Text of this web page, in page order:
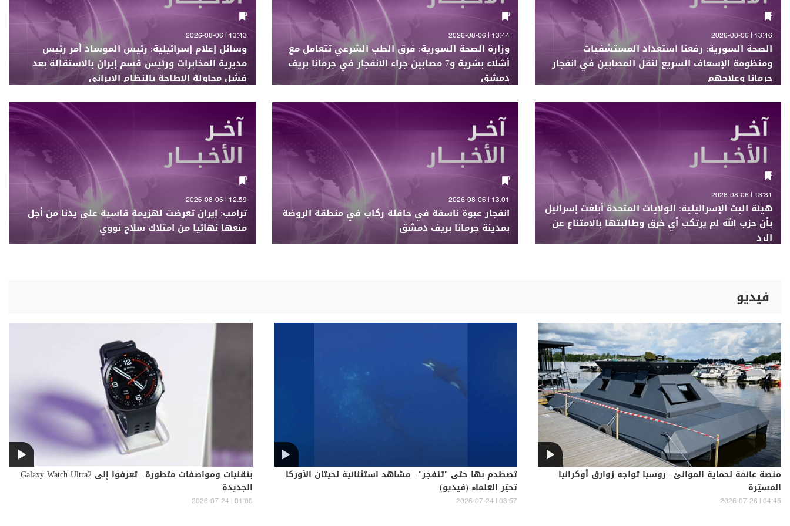
13:46 | 2026-08-06
الصحة السورية: رفعنا استعداد المستشفيات
ومنظومة الإسعاف السريع لنقل المصابين في انفجار
جرمانا وعلاجهم
13:44 | 2026-08-06
وزارة الصحة السورية: فرق الطب الشرعي تتعامل مع
أشلاء بشرية و7 مصابين جراء الانفجار في جرمانا بريف
دمشق
13:43 | 2026-08-06
وسائل إعلام إسرائيلية: رئيس الموساد أمر رئيس
مديرية المخابرات ورئيس قسم إيران بالاستقالة بعد
فشل محاولة الإطاحة بالنظام الإيراني
13:31 | 2026-08-06
هيئة البث الإسرائيلية: الولايات المتحدة أبلغت إسرائيل
بأن حزب الله لم يرتكب أي خرق وطالبتها بالامتناع عن
الرد
13:01 | 2026-08-06
انفجار عبوة ناسفة في حافلة ركاب في منطقة الروضة
بمدينة جرمانا بريف دمشق
12:59 | 2026-08-06
ترامب: إيران تعرضت لهزيمة قاسية على يدنا من أجل
منعها نهائيا من امتلاك سلاح نووي
فيديو
منصة عائمة لحماية الموانئ.. روسيا تواجه زوارق أوكرانيا
المسيّرة
04:45 | 2026-07-26
تصطدم بها حتى "تنفجر".. مشاهد استثنائية لحيتان الأوركا
تحيّر العلماء (فيديو)
03:57 | 2026-07-24
بتقنيات ومواصفات متطورة.. تعرفوا إلى Galaxy Watch Ultra2
الجديدة
01:00 | 2026-07-24